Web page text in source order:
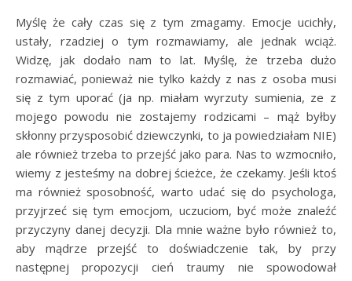
Myślę że cały czas się z tym zmagamy. Emocje ucichły,
ustały, rzadziej o tym rozmawiamy, ale jednak wciąż.
Widzę, jak dodało nam to lat. Myślę, że trzeba dużo
rozmawiać, ponieważ nie tylko każdy z nas z osoba musi
się z tym uporać (ja np. miałam wyrzuty sumienia, ze z
mojego powodu nie zostajemy rodzicami – mąż byłby
skłonny przysposobić dziewczynki, to ja powiedziałam NIE)
ale również trzeba to przejść jako para. Nas to wzmocniło,
wiemy z jesteśmy na dobrej ścieżce, że czekamy. Jeśli ktoś
ma również sposobność, warto udać się do psychologa,
przyjrzeć się tym emocjom, uczuciom, być może znaleźć
przyczyny danej decyzji. Dla mnie ważne było również to,
aby mądrze przejść to doświadczenie tak, by przy
następnej propozycji cień traumy nie spowodował